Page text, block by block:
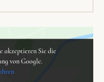
akzeptieren Sie die
von Google.